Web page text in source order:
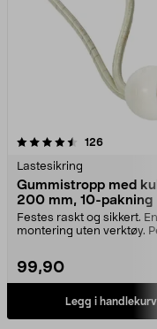
126
Lastesikring
Gummistropp med
200 mm, 10-pakning
Festes raskt og sikkert.
montering uten verktøy.
99,90
Legg i handlekurv
4.0 av 5 stjerner